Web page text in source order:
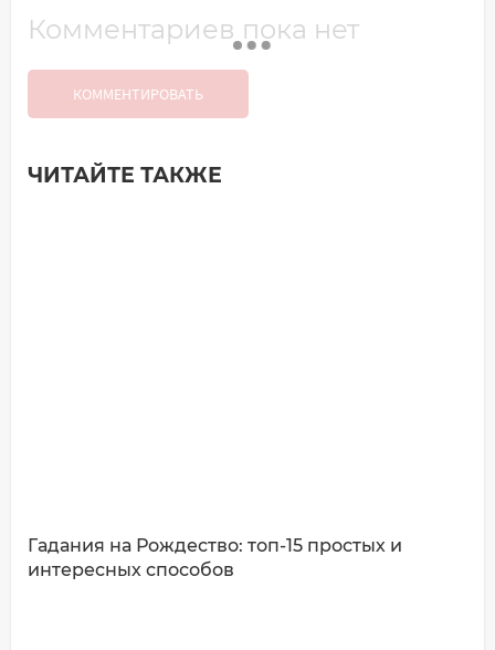
Комментариев пока нет
КОММЕНТИРОВАТЬ
Добавить комментарий
ЧИТАЙТЕ ТАКЖЕ
Гадания на Рождество: топ-15 простых и
интересных способов